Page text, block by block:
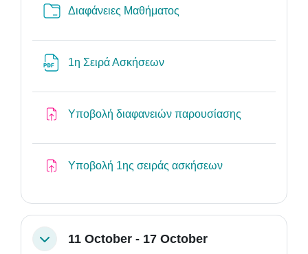
Διαφάνειες Μαθήματος
1η Σειρά Ασκήσεων
Υποβολή διαφανειών παρουσίασης
Υποβολή 1ης σειράς ασκήσεωνAssignment
Collapse11 October - 17 October